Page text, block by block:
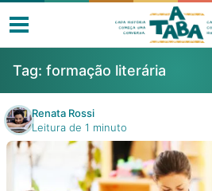
Livros
Resenhas
Tag: formação literária
Renata Rossi
Leitura de 1 minuto